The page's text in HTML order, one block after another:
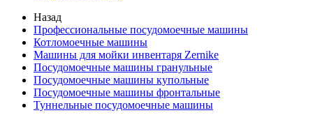
Назад
Профессиональные посудомоечные машины
Котломоечные машины
Машины для мойки инвентаря Zernike
Посудомоечные машины гранульные
Посудомоечные машины купольные
Посудомоечные машины фронтальные
Туннельные посудомоечные машины